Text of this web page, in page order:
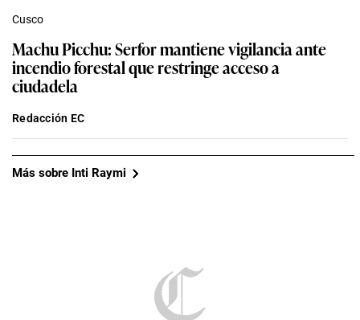
Cusco
Machu Picchu: Serfor mantiene vigilancia ante
incendio forestal que restringe acceso a
ciudadela
Redacción EC
Más sobre Inti Raymi